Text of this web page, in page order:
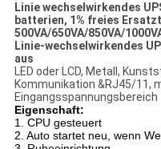
Linie wechselwirkendes
batterien, 1% freies
500VA/650VA/850VA/
Linie-wechselwirkendes
aus
LED oder LCD, Metall,
Kommunikation &RJ45/11,
Eingangsspannungsbereich
Eigenschaft:
1. CPU gesteuert
2. Auto startet neu, wenn